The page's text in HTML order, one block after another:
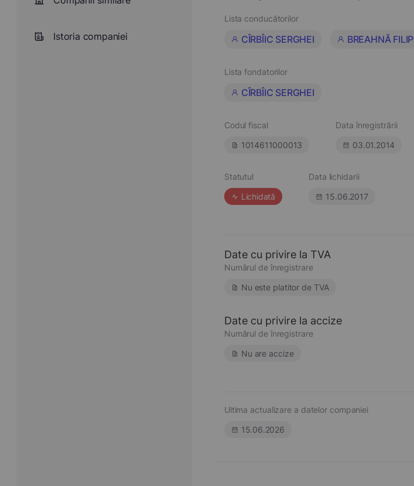
Istoria companiei
Lista conducătorilor
CÎRBÎIC SERGHEI BREAHNĂ FILIP
Lista fondatorilor
CÎRBÎIC SERGHEI
Codul fiscal
1014611000013
Data înregistrării
03.01.2014
Statutul
Lichidată
Data lichidarii
15.06.2017
Date cu privire la TVA
Numărul de înregistrare
Nu este platitor de TVA
Date cu privire la accize
Numărul de înregistrare
Nu are accize
Ultima actualizare a datelor companiei
15.06.2026